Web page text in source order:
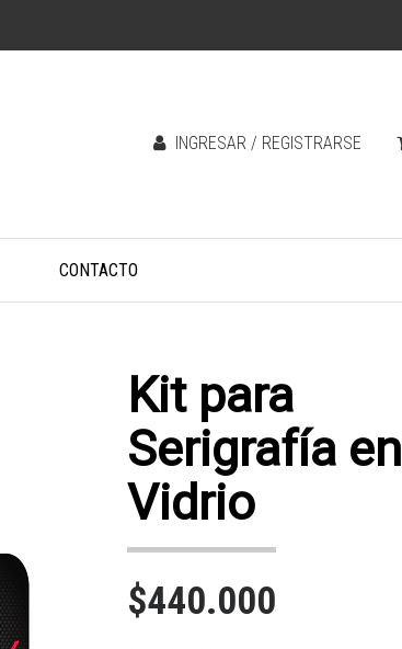
INGRESAR / REGISTRARSE
CONTACTO
Kit para
Serigrafía en
Vidrio
$440.000